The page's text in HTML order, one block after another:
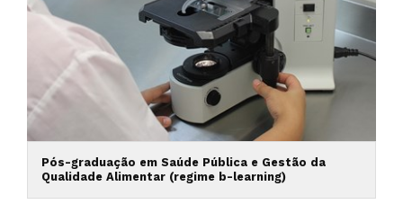
Pós-graduação em Saúde Pública e Gestão da
Qualidade Alimentar (regime b-learning)